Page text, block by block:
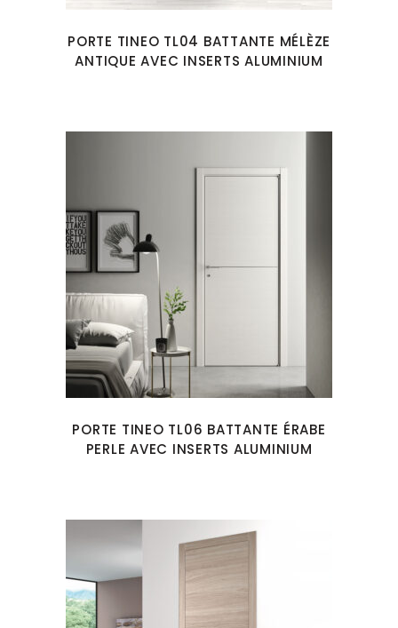
PORTE TINEO TL04 BATTANTE MÉLÈZE
ANTIQUE AVEC INSERTS ALUMINIUM
PORTE TINEO TL06 BATTANTE ÉRABE
PERLE AVEC INSERTS ALUMINIUM